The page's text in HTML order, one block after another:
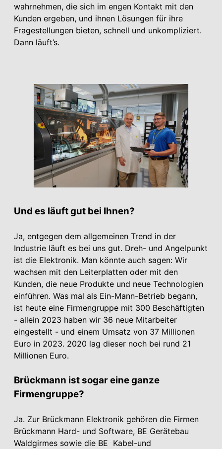
wahrnehmen, die sich im engen Kontakt mit den
Kunden ergeben, und ihnen Lösungen für ihre
Fragestellungen bieten, schnell und unkompliziert.
Dann läuft’s.
Und es läuft gut bei Ihnen?
Ja, entgegen dem allgemeinen Trend in der
Industrie läuft es bei uns gut. Dreh- und Angelpunkt
ist die Elektronik. Man könnte auch sagen: Wir
wachsen mit den Leiterplatten oder mit den
Kunden, die neue Produkte und neue Technologien
einführen. Was mal als Ein-Mann-Betrieb begann,
ist heute eine Firmengruppe mit 300 Beschäftigten
- allein 2023 haben wir 36 neue Mitarbeiter
eingestellt - und einem Umsatz von 37 Millionen
Euro in 2023. 2020 lag dieser noch bei rund 21
Millionen Euro.
Brückmann ist sogar eine ganze
Firmengruppe?
Ja. Zur Brückmann Elektronik gehören die Firmen
Brückmann Hard- und Software, BE Gerätebau
Waldgirmes sowie die BE Kabel-und